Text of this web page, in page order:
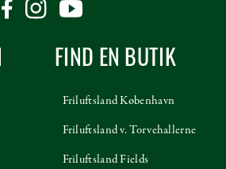
FIND EN BUTIK
Friluftsland København
Friluftsland v. Torvehallerne
Friluftsland Fields